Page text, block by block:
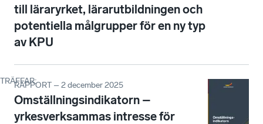
TRÄFFAR:
till läraryrket, lärarutbildningen och
potentiella målgrupper för en ny typ
av KPU
RAPPORT – 2 december 2025
Omställningsindikatorn –
yrkesverksammas intresse för